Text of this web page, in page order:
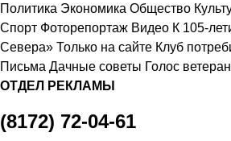
Политика Экономика Общество
Спорт Фоторепортаж Видео К 105-
Севера» Только на сайте Клуб
Письма Дачные советы Голос
ОТДЕЛ РЕКЛАМЫ
(8172) 72-04-61